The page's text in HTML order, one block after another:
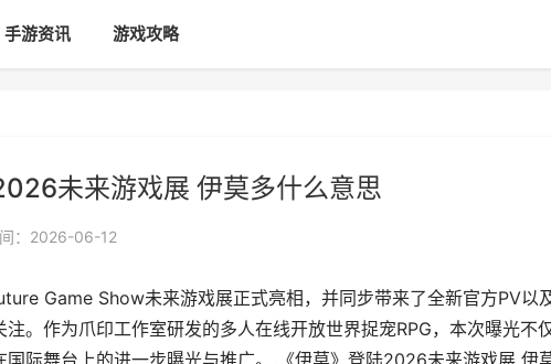
手游资讯 游戏攻略
未来游戏展 伊莫多什么意思
：2026-06-12
Game Show未来游戏展正式亮相，并同步带来了全新官方PV以
。作为爪印工作室研发的多人在线开放世界捉宠RPG，本次曝光不